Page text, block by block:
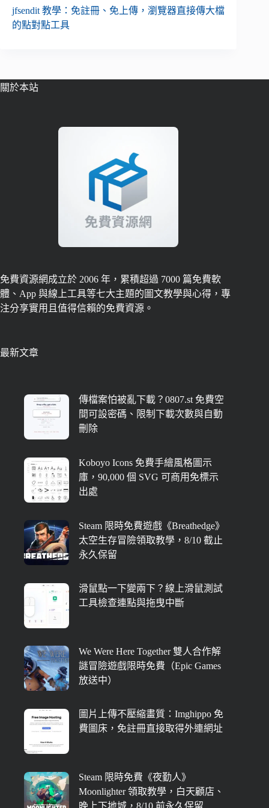
jfsendit 教學：免註冊、免上傳，瀏覽器直接傳大檔
的點對點工具
關於本站
免費資源網成立於 2006 年，累積超過 7000 篇免費軟
體、App 與線上工具等七大主題的圖文教學與心得，專
注分享實用且值得信賴的免費資源。
最新文章
傳檔案怕被亂下載？0807.st 免費空
間可設密碼、限制下載次數與自動
刪除
Koboyo Icons 免費手繪風格圖示
庫，90,000 個 SVG 可商用免標示
出處
Steam 限時免費遊戲《Breathedge》
太空生存冒險領取教學，8/10 截止
永久保留
滑鼠點一下變兩下？線上滑鼠測試
工具檢查連點與拖曳中斷
We Were Here Together 雙人合作解
謎冒險遊戲限時免費（Epic Games
放送中）
圖片上傳不壓縮畫質：Imghippo 免
費圖床，免註冊直接取得外連網址
Steam 限時免費《夜勤人》
Moonlighter 領取教學，白天顧店、
晚上下地城，8/10 前永久保留